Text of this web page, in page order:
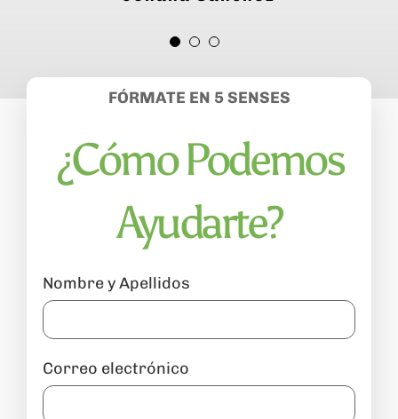
Josune Ortiz
FÓRMATE EN 5 SENSES
¿Cómo Podemos
Ayudarte?
Nombre y Apellidos
Correo electrónico